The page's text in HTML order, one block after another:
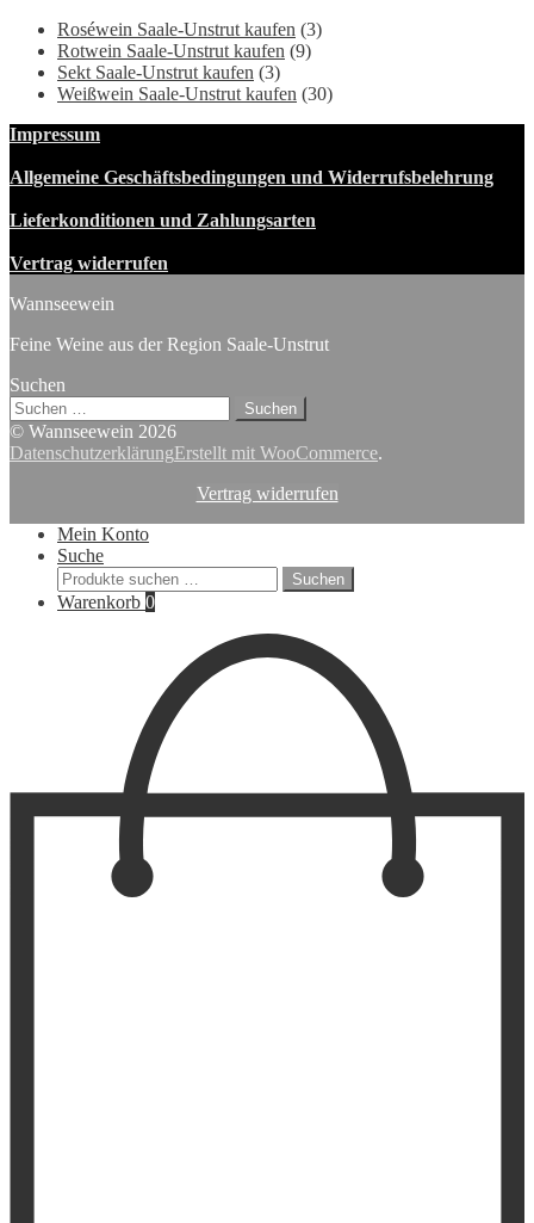
Roséwein Saale-Unstrut kaufen (3)
Rotwein Saale-Unstrut kaufen (9)
Sekt Saale-Unstrut kaufen (3)
Weißwein Saale-Unstrut kaufen (30)
Impressum
Allgemeine Geschäftsbedingungen und Widerrufsbelehrung
Lieferkonditionen und Zahlungsarten
Vertrag widerrufen
Wannseewein
Feine Weine aus der Region Saale-Unstrut
Suchen
Suchen
nach:
© Wannseewein 2026
DatenschutzerklärungErstellt mit WooCommerce.
Vertrag widerrufen
Mein Konto
Suche
Suchen
nach:
Suchen
Warenkorb 0